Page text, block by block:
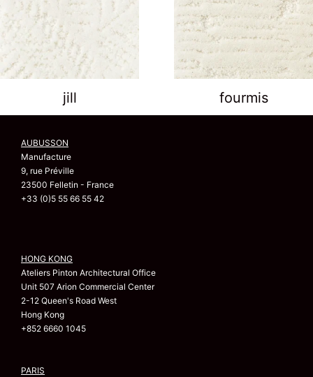
jill fourmis
AUBUSSON
Manufacture
9, rue Préville
23500 Felletin - France
+33 (0)5 55 66 55 42
HONG KONG
Ateliers Pinton Architectural Office
Unit 507 Arion Commercial Center
2-12 Queen's Road West
Hong Kong
+852 6660 1045
PARIS